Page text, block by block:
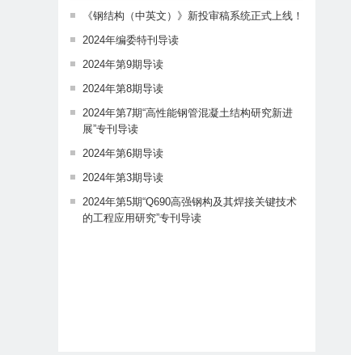
《钢结构（中英文）》新投审稿系统正式上线！
2024年编委特刊导读
2024年第9期导读
2024年第8期导读
2024年第7期“高性能钢管混凝土结构研究新进
展”专刊导读
2024年第6期导读
2024年第3期导读
2024年第5期“Q690高强钢构及其焊接关键技术
的工程应用研究”专刊导读